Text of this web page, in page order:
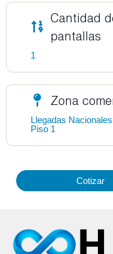
Cantidad
pantallas
1
Zona
Llegadas
Piso 1
Cotizar